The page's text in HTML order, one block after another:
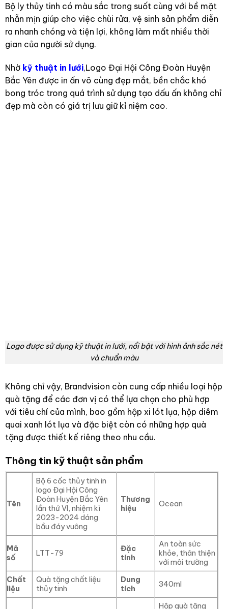
Bộ ly thủy tinh có màu sắc trong suốt cùng với bề mặt
nhẵn mịn giúp cho việc chùi rửa, vệ sinh sản phẩm diễn
ra nhanh chóng và tiện lợi, không làm mất nhiều thời
gian của người sử dụng.
Nhờ kỹ thuật in lưới,Logo Đại Hội Công Đoàn Huyện
Bắc Yên được in ấn vô cùng đẹp mắt, bền chắc khó
bong tróc trong quá trình sử dụng tạo dấu ấn không chỉ
đẹp mà còn có giá trị lưu giữ kỉ niệm cao.
Logo được sử dụng kỹ thuật in lưới, nổi bật với hình ảnh sắc nét
và chuẩn màu
Không chỉ vậy, Brandvision còn cung cấp nhiều loại hộp
quà tặng để các đơn vị có thể lựa chọn cho phù hợp
với tiêu chí của mình, bao gồm hộp xi lót lụa, hộp diêm
quai xanh lót lụa và đặc biệt còn có những hợp quà
tặng được thiết kế riêng theo nhu cầu.
Thông tin kỹ thuật sản phẩm
Tên
Bộ 6 cốc thủy tinh in
logo Đại Hội Công
Đoàn Huyện Bắc Yên
lần thứ VI, nhiệm kì
2023-2024 dáng
bầu đáy vuông
Thương
hiệu
Ocean
Mã
số
LTT-79
Đặc
tính
An toàn sức
khỏe, thân thiện
với môi trường
Chất
liệu
Quà tặng chất liệu
thủy tinh
Dung
tích
340ml
Hộp quà tặng